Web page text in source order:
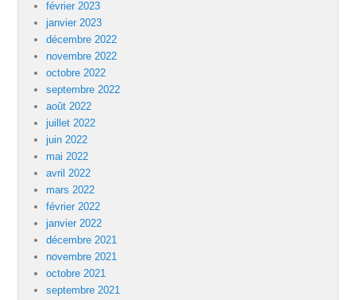
février 2023
janvier 2023
décembre 2022
novembre 2022
octobre 2022
septembre 2022
août 2022
juillet 2022
juin 2022
mai 2022
avril 2022
mars 2022
février 2022
janvier 2022
décembre 2021
novembre 2021
octobre 2021
septembre 2021